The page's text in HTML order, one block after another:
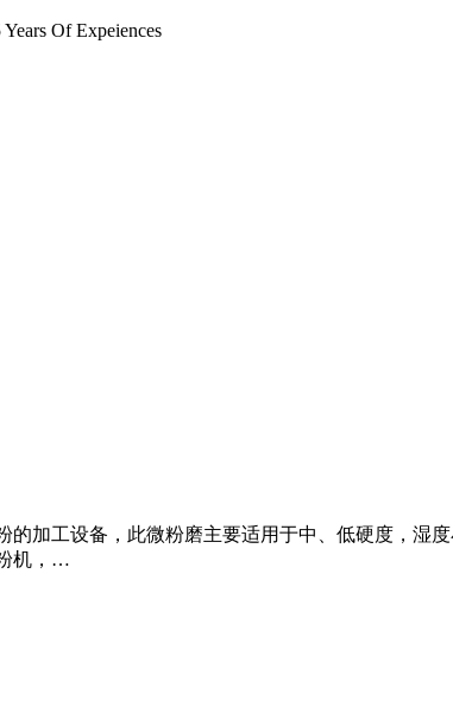
Of Expeiences
的加工设备，此微粉磨主要适用于中、低硬度，湿
机，…